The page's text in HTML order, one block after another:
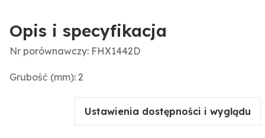
Opis i specyfikacja
Nr porównawczy: FHX1442D
Grubość (mm): 2
Ustawienia dostępności i wyglądu